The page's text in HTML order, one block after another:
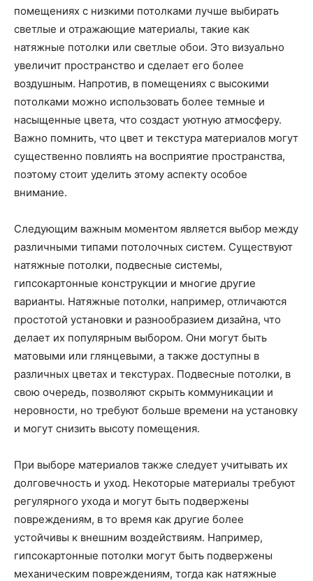
помещениях с низкими потолками лучше выбирать
светлые и отражающие материалы, такие как
натяжные потолки или светлые обои. Это визуально
увеличит пространство и сделает его более
воздушным. Напротив, в помещениях с высокими
потолками можно использовать более темные и
насыщенные цвета, что создаст уютную атмосферу.
Важно помнить, что цвет и текстура материалов могут
существенно повлиять на восприятие пространства,
поэтому стоит уделить этому аспекту особое
внимание.
Следующим важным моментом является выбор между
различными типами потолочных систем. Существуют
натяжные потолки, подвесные системы,
гипсокартонные конструкции и многие другие
варианты. Натяжные потолки, например, отличаются
простотой установки и разнообразием дизайна, что
делает их популярным выбором. Они могут быть
матовыми или глянцевыми, а также доступны в
различных цветах и текстурах. Подвесные потолки, в
свою очередь, позволяют скрыть коммуникации и
неровности, но требуют больше времени на установку
и могут снизить высоту помещения.
При выборе материалов также следует учитывать их
долговечность и уход. Некоторые материалы требуют
регулярного ухода и могут быть подвержены
повреждениям, в то время как другие более
устойчивы к внешним воздействиям. Например,
гипсокартонные потолки могут быть подвержены
механическим повреждениям, тогда как натяжные